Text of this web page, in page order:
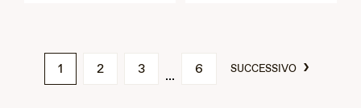
1 2 3 6 SUCCESSIVO ›